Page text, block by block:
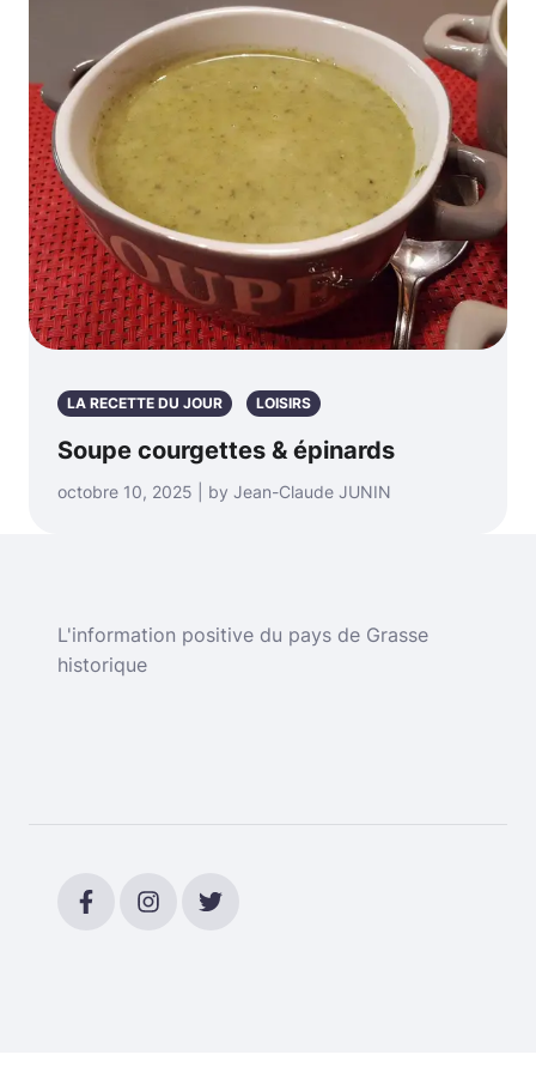
LA RECETTE DU JOUR LOISIRS
Soupe courgettes & épinards
octobre 10, 2025 | by Jean-Claude JUNIN
L'information positive du pays de Grasse
historique